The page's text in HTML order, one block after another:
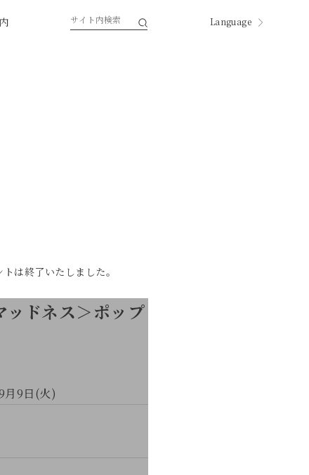
Language
は終了いたしました。
ッドネス＞ポップ
月9日(火)